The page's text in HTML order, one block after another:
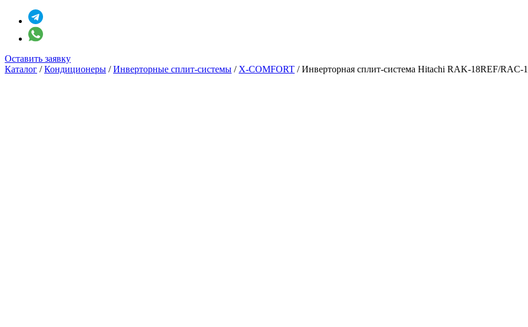
Оставить заявку
Каталог /Кондиционеры /Инверторные сплит-системы / X-COMFORT /Инверторная сплит-система Hitachi RAK-18REF/RAC-